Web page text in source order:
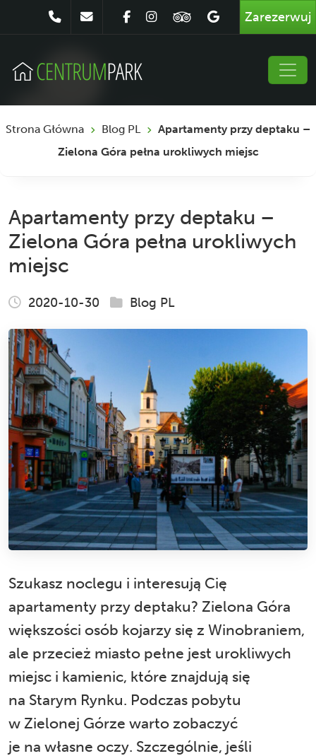
Zarezerwuj
Strona Główna Blog PL
Apartamenty przy deptaku –
Zielona Góra pełna urokliwych miejsc
Apartamenty przy deptaku –
Zielona Góra pełna urokliwych
miejsc
2020-10-30 Blog PL
Szukasz noclegu i interesują Cię
apartamenty przy deptaku? Zielona Góra
większości osób kojarzy się z Winobraniem,
ale przecież miasto pełne jest urokliwych
miejsc i kamienic, które znajdują się
na Starym Rynku. Podczas pobytu
w Zielonej Górze warto zobaczyć
je na własne oczy. Szczególnie, jeśli